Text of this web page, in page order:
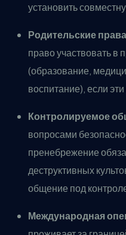
установить
Родительские права
право участвовать
(образование,
воспитание), если
Контролируемое
вопросами
пренебрежение
деструктивных
общение под
Международная